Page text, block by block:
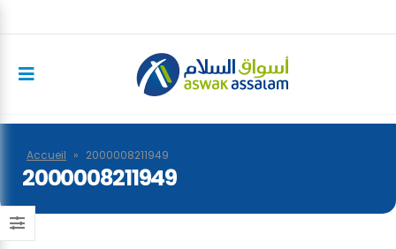
Accueil » 2000008211949
2000008211949